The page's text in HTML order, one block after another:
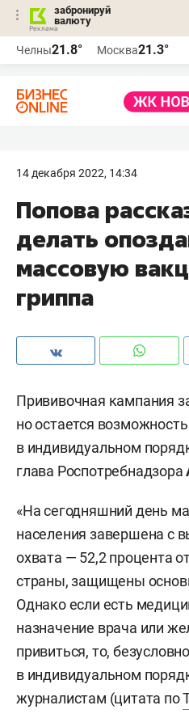
забронируй
валюту
Челны21.8° Москва21.3°
14 декабря 2022, 14:34
Попова
делать
массовую
гриппа
Прививочная кампания
но остается
в индивидуальном
глава Роспотребнадзора
«На сегодняшний день
населения завершена с
охвата — 52,2 процента
страны, защищены
Однако если есть
назначение врача или
привиться, то,
в индивидуальном
журналистам (цитата по